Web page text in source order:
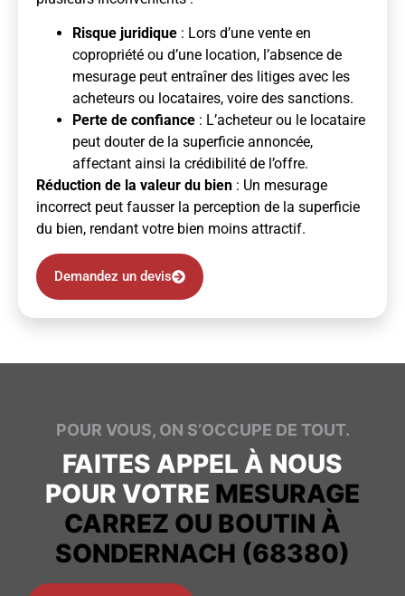
Risque juridique : Lors d’une vente en
copropriété ou d’une location, l’absence de
mesurage peut entraîner des litiges avec les
acheteurs ou locataires, voire des sanctions.
Perte de confiance : L’acheteur ou le locataire
peut douter de la superficie annoncée,
affectant ainsi la crédibilité de l’offre.
Réduction de la valeur du bien : Un mesurage
incorrect peut fausser la perception de la superficie
du bien, rendant votre bien moins attractif.
Demandez un devis
POUR VOUS, ON S’OCCUPE DE TOUT.
FAITES APPEL À NOUS
POUR VOTRE MESURAGE
CARREZ OU BOUTIN À
SONDERNACH (68380)